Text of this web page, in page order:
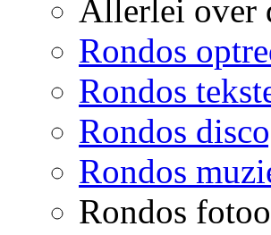
Allerlei over
Rondos
Rondos
Rondos
Rondos
Rondos